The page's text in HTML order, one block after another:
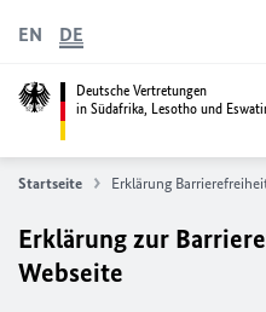
Deutsche Vertretungen
in Südafrika, Lesotho und
EN DE
Startseite Erklärung
Erklärung zur
Webseite